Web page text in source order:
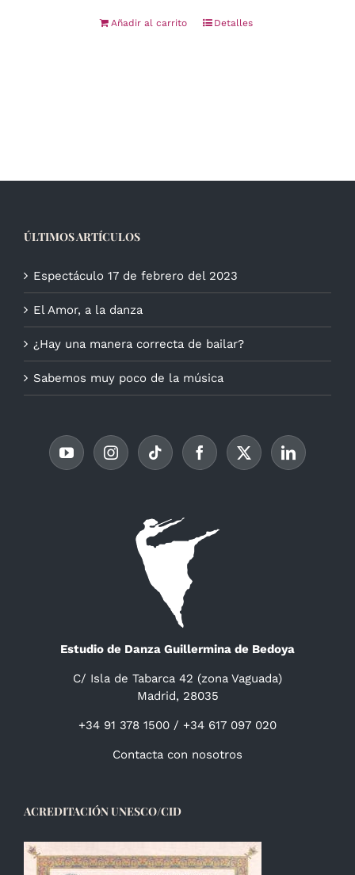
Añadir al carrito Detalles
ÚLTIMOS ARTÍCULOS
Espectáculo 17 de febrero del 2023
El Amor, a la danza
¿Hay una manera correcta de bailar?
Sabemos muy poco de la música
Estudio de Danza Guillermina de Bedoya
C/ Isla de Tabarca 42 (zona Vaguada)
Madrid, 28035
+34 91 378 1500 / +34 617 097 020
Contacta con nosotros
ACREDITACIÓN UNESCO/CID